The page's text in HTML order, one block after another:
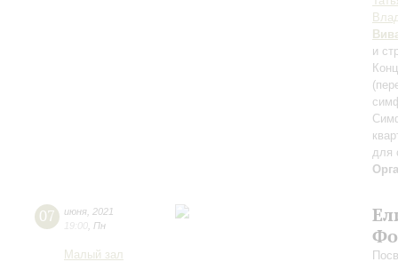
и
для
07 июня 2021
19:00 Пн
Малый зал